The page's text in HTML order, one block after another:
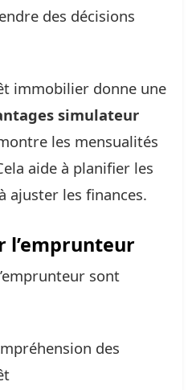
des décisions
immobilier donne une
simulateur
les mensualités
aide à planifier les
ajuster les finances.
l’emprunteur
sont
des